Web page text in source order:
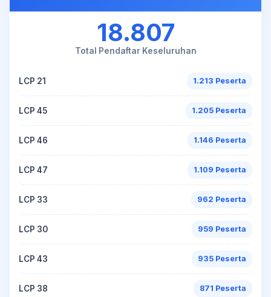
18.807
Total Pendaftar Keseluruhan
LCP 21 1.213 Peserta
LCP 45 1.205 Peserta
LCP 46 1.146 Peserta
LCP 47 1.109 Peserta
LCP 33 962 Peserta
LCP 30 959 Peserta
LCP 43 935 Peserta
LCP 38 871 Peserta